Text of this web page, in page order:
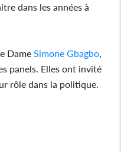
dans les années à
Dame Simone Gbagbo
panels. Elles ont invité
rôle dans la politique.